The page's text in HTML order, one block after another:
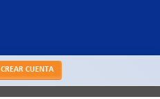
CREAR CUENTA